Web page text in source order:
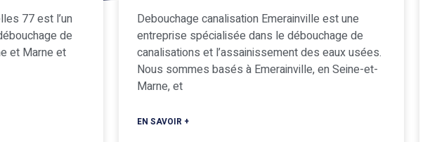
77 est l’un
de
et Marne et
Debouchage canalisation Emerainville est une
entreprise spécialisée dans le débouchage de
canalisations et l’assainissement des eaux usées.
Nous sommes basés à Emerainville, en Seine-et-
Marne, et
EN SAVOIR +